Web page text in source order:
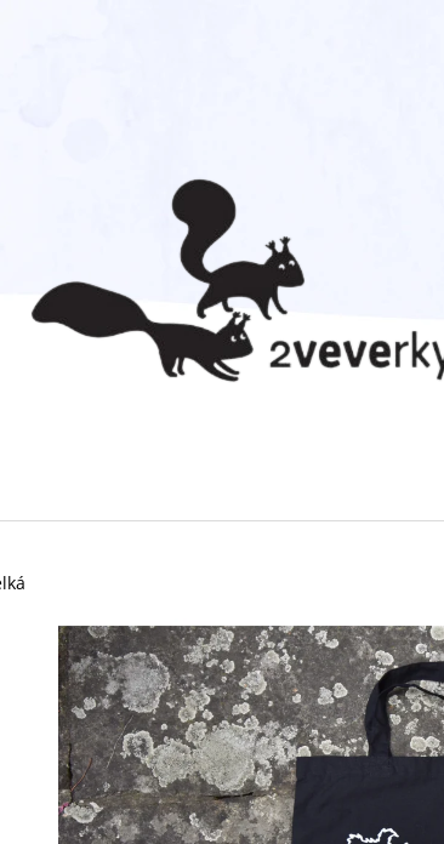
DOPORUČUJEME
HAENKE. CESTA
492 Kč